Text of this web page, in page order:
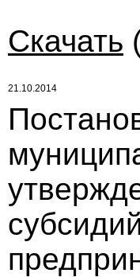
Скачать
21.10.2014